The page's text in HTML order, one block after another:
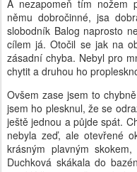
A nezapomeň tím nožem
němu dobročinné, jsa
slobodník Balog naprosto
cílem já. Otočil se jak na
zásadní chyba. Nebyl pro
chytit a druhou ho
Ovšem zase jsem to
jsem ho plesknul, že se
ještě jednou a půjde spát.
nebyla zeď, ale otevřené
krásným plavným
Duchková skákala do